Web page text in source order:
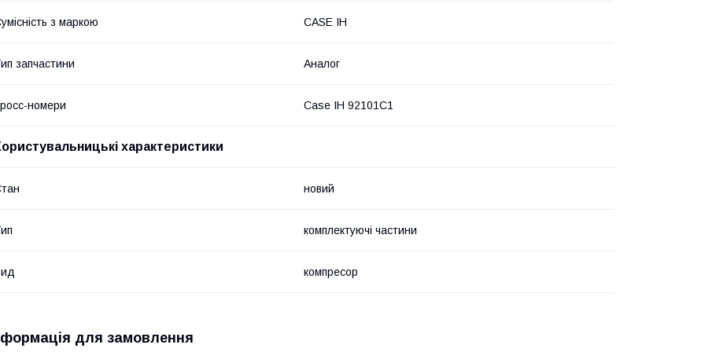
з маркою CASE IH
запчастини Аналог
номери Case IH 92101C1
характеристики
новий
комплектуючі частини
компресор
для замовлення